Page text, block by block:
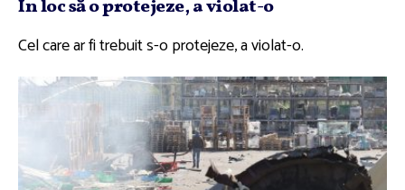
În loc să o protejeze, a violat-o
Cel care ar fi trebuit s-o protejeze, a violat-o.